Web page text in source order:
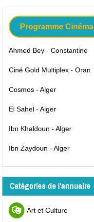
Programme Cinéma
Ahmed Bey - Constantine
Ciné Gold Multiplex - Oran
Cosmos - Alger
El Sahel - Alger
Ibn Khaldoun - Alger
Ibn Zaydoun - Alger
Catégories de l'annuaire
Art et Culture